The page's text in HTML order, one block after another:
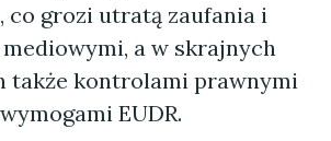
co grozi utratą zaufania i
a w skrajnych
także kontrolami prawnymi
EUDR.